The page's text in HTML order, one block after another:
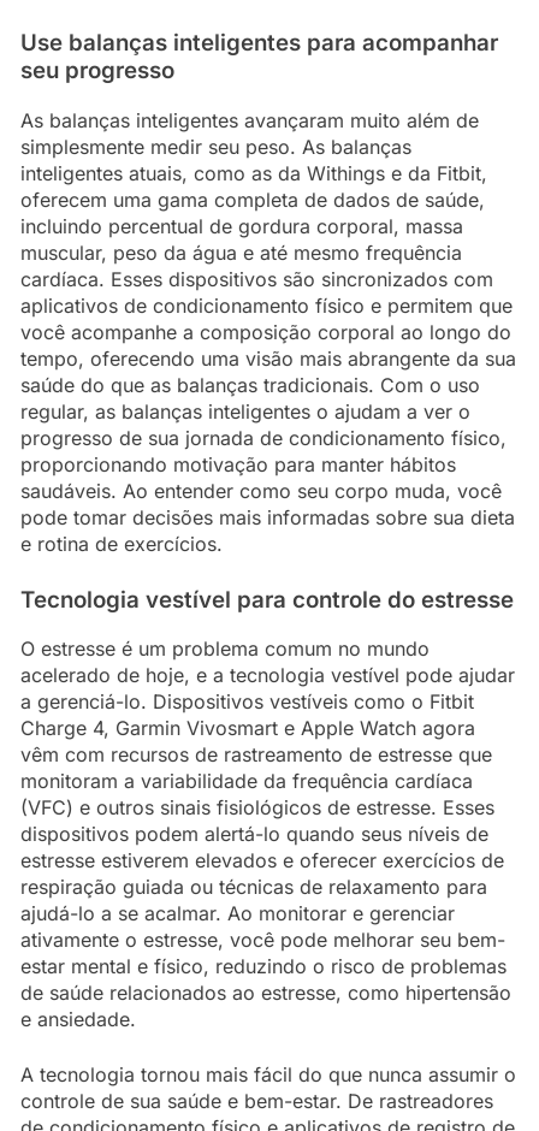
Use balanças inteligentes para acompanhar
seu progresso
As balanças inteligentes avançaram muito além de
simplesmente medir seu peso. As balanças
inteligentes atuais, como as da Withings e da Fitbit,
oferecem uma gama completa de dados de saúde,
incluindo percentual de gordura corporal, massa
muscular, peso da água e até mesmo frequência
cardíaca. Esses dispositivos são sincronizados com
aplicativos de condicionamento físico e permitem que
você acompanhe a composição corporal ao longo do
tempo, oferecendo uma visão mais abrangente da sua
saúde do que as balanças tradicionais. Com o uso
regular, as balanças inteligentes o ajudam a ver o
progresso de sua jornada de condicionamento físico,
proporcionando motivação para manter hábitos
saudáveis. Ao entender como seu corpo muda, você
pode tomar decisões mais informadas sobre sua dieta
e rotina de exercícios.
Tecnologia vestível para controle do estresse
O estresse é um problema comum no mundo
acelerado de hoje, e a tecnologia vestível pode ajudar
a gerenciá-lo. Dispositivos vestíveis como o Fitbit
Charge 4, Garmin Vivosmart e Apple Watch agora
vêm com recursos de rastreamento de estresse que
monitoram a variabilidade da frequência cardíaca
(VFC) e outros sinais fisiológicos de estresse. Esses
dispositivos podem alertá-lo quando seus níveis de
estresse estiverem elevados e oferecer exercícios de
respiração guiada ou técnicas de relaxamento para
ajudá-lo a se acalmar. Ao monitorar e gerenciar
ativamente o estresse, você pode melhorar seu bem-
estar mental e físico, reduzindo o risco de problemas
de saúde relacionados ao estresse, como hipertensão
e ansiedade.
A tecnologia tornou mais fácil do que nunca assumir o
controle de sua saúde e bem-estar. De rastreadores